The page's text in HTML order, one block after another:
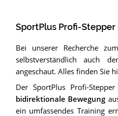
SportPlus Profi-
Bei unserer Recherche
selbstverständlich auch
angeschaut. Alles finden Sie
Der SportPlus Profi-
bidirektionale Bewegung
ein umfassendes Training